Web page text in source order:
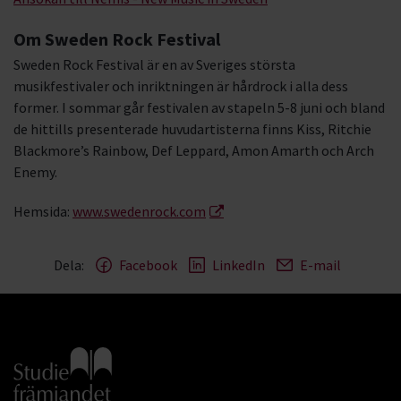
Om Sweden Rock Festival
Sweden Rock Festival är en av Sveriges största
musikfestivaler och inriktningen är hårdrock i alla dess
former. I sommar går festivalen av stapeln 5-8 juni och bland
de hittills presenterade huvudartisterna finns Kiss, Ritchie
Blackmore’s Rainbow, Def Leppard, Amon Amarth och Arch
Enemy.
Hemsida: www.swedenrock.com
Dela: Facebook LinkedIn E-mail
Gå till studiefrämjandets startsida